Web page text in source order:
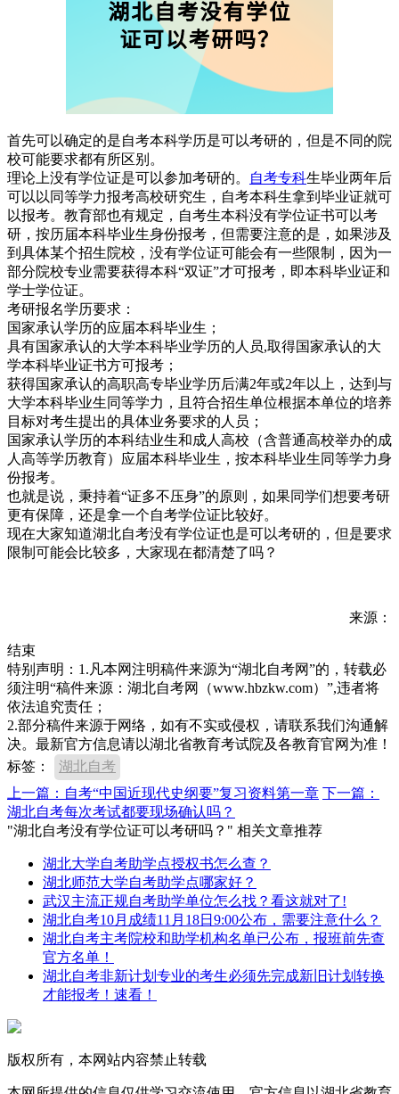
首先可以确定的是自考本科学历是可以考研的，但是不同的院
校可能要求都有所区别。
理论上没有学位证是可以参加考研的。
自考专科生毕业两年后
可以以同等学力报考高校研究生，自考本科生拿到毕业证就可
以报考。教育部也有规定，自考生本科没有学位证书可以考
研，按历届本科毕业生身份报考，但需要注意的是，如果涉及
到具体某个招生院校，没有学位证可能会有一些限制，因为一
部分院校专业需要获得本科“双证”才可报考，即本科毕业证和
学士学位证。
考研报名学历要求：
国家承认学历的应届本科毕业生；
具有国家承认的大学本科毕业学历的人员,取得国家承认的大
学本科毕业证书方可报考；
获得国家承认的高职高专毕业学历后满2年或2年以上，达到与
大学本科毕业生同等学力，且符合招生单位根据本单位的培养
目标对考生提出的具体业务要求的人员；
国家承认学历的本科结业生和成人高校（含普通高校举办的成
人高等学历教育）应届本科毕业生，按本科毕业生同等学力身
份报考。
也就是说，秉持着“证多不压身”的原则，如果同学们想要考研
更有保障，还是拿一个自考学位证比较好。
现在大家知道湖北自考没有学位证也是可以考研的，但是要求
限制可能会比较多，大家现在都清楚了吗？
来源：
结束
特别声明：1.凡本网注明稿件来源为“湖北自考网”的，转载必
须注明“稿件来源：湖北自考网（www.hbzkw.com）”,违者将
依法追究责任；
2.部分稿件来源于网络，如有不实或侵权，请联系我们沟通解
决。最新官方信息请以湖北省教育考试院及各教育官网为准！
标签：
湖北自考
上一篇：自考“中国近现代史纲要”复习资料第一章 下一篇：
湖北自考每次考试都要现场确认吗？
"湖北自考没有学位证可以考研吗？" 相关文章推荐
湖北大学自考助学点授权书怎么查？
湖北师范大学自考助学点哪家好？
武汉主流正规自考助学单位怎么找？看这就对了!
湖北自考10月成绩11月18日9:00公布，需要注意什么？
湖北自考主考院校和助学机构名单已公布，报班前先查
官方名单！
湖北自考非新计划专业的考生必须先完成新旧计划转换
才能报考！速看！
版权所有，本网站内容禁止转载